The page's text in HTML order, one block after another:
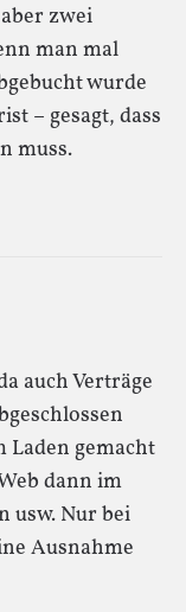
zwei
man mal
wurde
– gesagt, dass
muss.
auch Verträge
Laden gemacht
dann im
usw. Nur bei
Ausnahme